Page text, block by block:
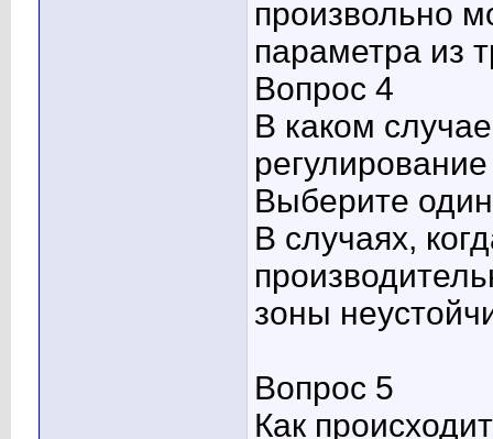
произвольно
параметра из
Вопрос 4
В каком
Выберите
В случаях,
зоны
Вопрос 5
Как